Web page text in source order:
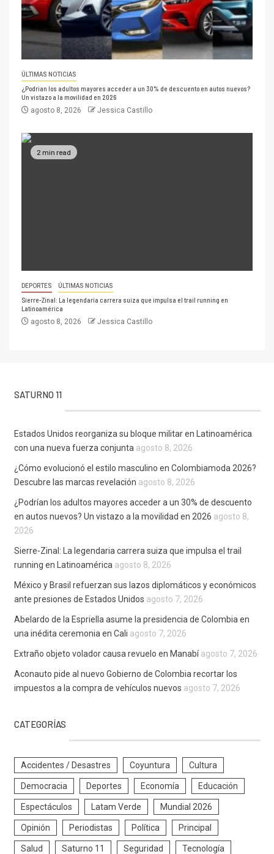
ÚLTIMAS NOTICIAS
¿Podrían los adultos mayores acceder a un 30% de descuento en autos nuevos?
Un vistazo a la movilidad en 2026
agosto 8, 2026 Jessica Castillo
2 min read
DEPORTES ÚLTIMAS NOTICIAS
Sierre-Zinal: La legendaria carrera suiza que impulsa el trail running en
Latinoamérica
agosto 8, 2026 Jessica Castillo
SATURNO 11
Estados Unidos reorganiza su bloque militar en Latinoamérica
con una nueva fuerza conjunta agosto 8, 2026
¿Cómo evolucionó el estilo masculino en Colombiamoda 2026?
Descubre las marcas revelación agosto 8, 2026
¿Podrían los adultos mayores acceder a un 30% de descuento
en autos nuevos? Un vistazo a la movilidad en 2026 agosto 8,
2026
Sierre-Zinal: La legendaria carrera suiza que impulsa el trail
running en Latinoamérica agosto 8, 2026
México y Brasil refuerzan sus lazos diplomáticos y económicos
ante presiones de Estados Unidos agosto 7, 2026
Abelardo de la Espriella asume la presidencia de Colombia en
una inédita ceremonia en Cali agosto 7, 2026
Extraño objeto volador causa revuelo en Manabí agosto 7, 2026
Aconauto pide al nuevo Gobierno de Colombia recortar los
impuestos a la compra de vehículos nuevos agosto 7, 2026
CATEGORÍAS
Accidentes / Desastres Coyuntura Cultura
Democracia Deportes Economía Educación
Espectáculos Latam Verde Mundial 2026
Opinión Periodistas Política Principal
Salud Saturno 11 Seguridad Tecnología